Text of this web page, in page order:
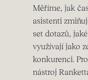
Měříme, jak
asistenti
set dotazů,
využívají jako
konkurenci.
nástroj